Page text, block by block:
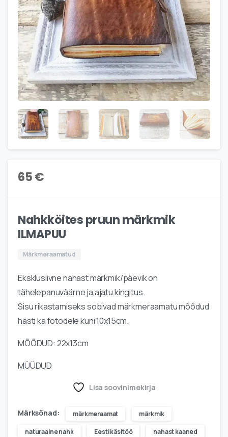
65€
Nahkköites pruun märkmik
ILMAPUU
Märkmeraamatud
Eksklusiivne nahast märkmik/päevik on
tähelepanuväärne ja ajatu kingitus.
Sisu rikastamiseks sobivad märkmeraamatu mõõdud
hästi ka fotodele kuni 10x15cm.
MÕÕDUD: 22x13cm
MÜÜDUD
Lisa soovinimekirja
Märksõnad: märkmeraamat märkmik
naturaalne nahk Eesti käsitöö nahast kaaned